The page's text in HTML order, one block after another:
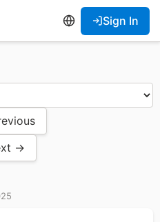
Sign In
→